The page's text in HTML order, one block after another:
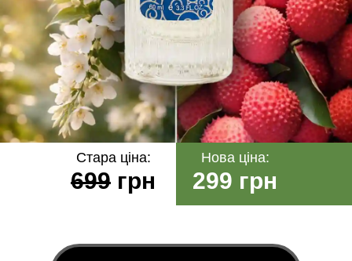
Стара ціна: Нова ціна:
699 грн 299 грн